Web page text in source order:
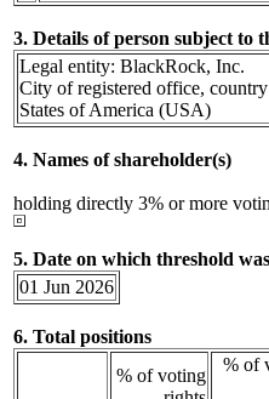
3. Details of person subject to
Legal entity: BlackRock, Inc.
City of registered office,
States of America (USA)
4. Names of shareholder(s)
holding directly 3% or more
5. Date on which threshold
01 Jun 2026
6. Total positions
% of voting
% of